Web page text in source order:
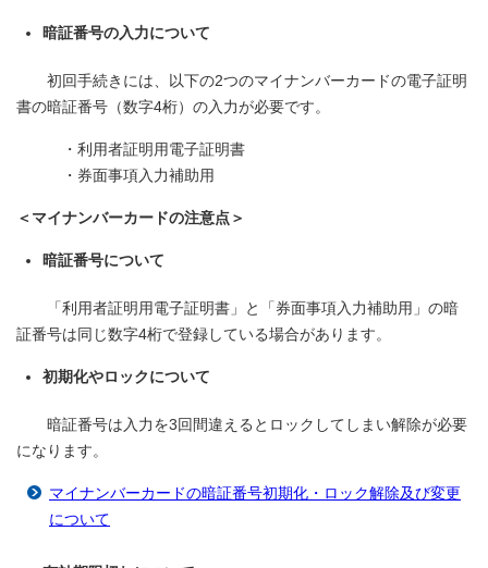
暗証番号の入力について
初回手続きには、以下の2つのマイナンバーカードの電子証明
書の暗証番号（数字4桁）の入力が必要です。
・利用者証明用電子証明書
・券面事項入力補助用
＜マイナンバーカードの注意点＞
暗証番号について
「利用者証明用電子証明書」と「券面事項入力補助用」の暗
証番号は同じ数字4桁で登録している場合があります。
初期化やロックについて
暗証番号は入力を3回間違えるとロックしてしまい解除が必要
になります。
マイナンバーカードの暗証番号初期化・ロック解除及び変更
について